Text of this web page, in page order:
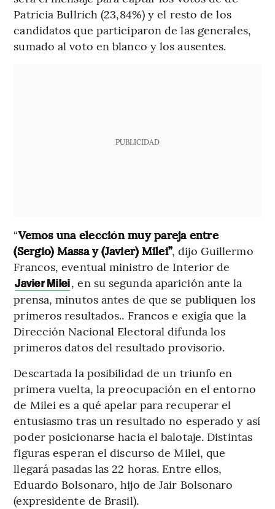
Patricia Bullrich (23,84%) y el resto de los
candidatos que participaron de las generales,
sumado al voto en blanco y los ausentes.
PUBLICIDAD
“Vemos una elección muy pareja entre
(Sergio) Massa y (Javier) Milei”, dijo Guillermo
Francos, eventual ministro de Interior de
Javier Milei, en su segunda aparición ante la
prensa, minutos antes de que se publiquen los
primeros resultados.. Francos e exigía que la
Dirección Nacional Electoral difunda los
primeros datos del resultado provisorio.
Descartada la posibilidad de un triunfo en
primera vuelta, la preocupación en el entorno
de Milei es a qué apelar para recuperar el
entusiasmo tras un resultado no esperado y así
poder posicionarse hacia el balotaje. Distintas
figuras esperan el discurso de Milei, que
llegará pasadas las 22 horas. Entre ellos,
Eduardo Bolsonaro, hijo de Jair Bolsonaro
(expresidente de Brasil).